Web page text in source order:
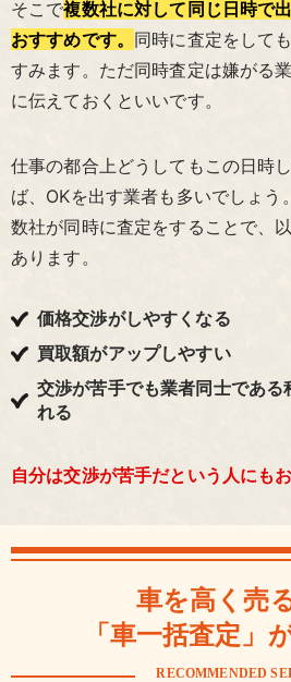
そこで複数社に対して同じ日時で
おすすめです。 同時に査定をして
すみます。ただ同時査定は嫌がる
に伝えておくといいです。
仕事の都合上どうしてもこの日時
ば、OKを出す業者も多いでしょう
数社が同時に査定をすることで、
あります。
価格交渉がしやすくなる
買取額がアップしやすい
交渉が苦手でも業者同士である
れる
自分は交渉が苦手だという人にも
車を高く売
「車一括査定」
RECOMMENDED